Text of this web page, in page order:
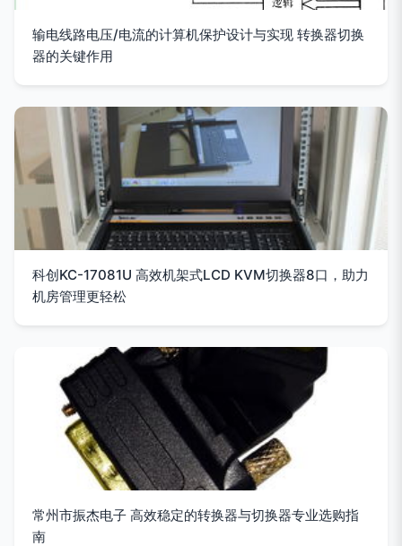
输电线路电压/电流的计算机保护设计与实现 转换器切换
器的关键作用
科创KC-17081U 高效机架式LCD KVM切换器8口，助力
机房管理更轻松
常州市振杰电子 高效稳定的转换器与切换器专业选购指
南